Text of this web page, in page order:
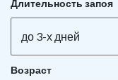
Длительность запоя
до 3-х дней
Возраст